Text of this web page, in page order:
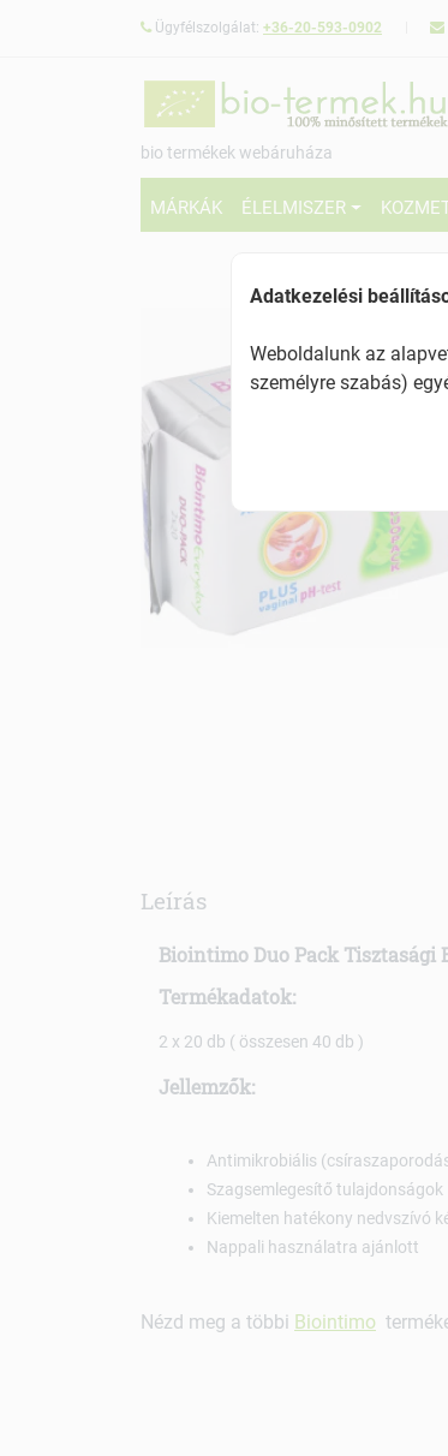
Ügyfélszolgálat: +36-20-593-0902
bio termékek webáruháza
MÁRKÁK ÉLELMISZER
Leírás
Biointimo Duo Pack Tisztasági
Termékadatok:
2 x 20 db ( összesen 40 db )
Jellemzők:
Antimikrobiális
Szagsemlegesítő tulajdonságok
Kiemelten hatékony nedvszívó
Nappali használatra ajánlott
Nézd meg a többi Biointimo
Adatkezelési
Weboldalunk az
személyre szabás)